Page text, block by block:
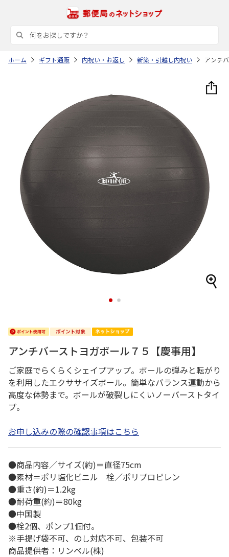
ホーム ギフト通販 内祝い・お返し 新築・引越し内祝い アンチ
1 2
アンチバーストヨガボール７５【慶事用】
ご家庭でらくらくシェイプアップ。ボールの弾みと転がり
を利用したエクササイズボール。簡単なバランス運動から
高度な体勢まで。ボールが破裂しにくいノーバーストタイ
プ。
お申し込みの際の確認事項はこちら
●商品内容／サイズ(約)＝直径75cm
●素材＝ポリ塩化ビニル 栓／ポリプロピレン
●重さ(約)＝1.2kg
●耐荷重(約)＝80kg
●中国製
●栓2個、ポンプ1個付。
※手提げ袋不可、のし対応不可、包装不可
商品提供者：リンベル(株)